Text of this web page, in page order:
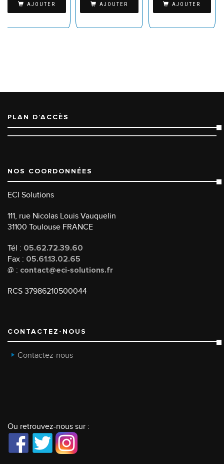
AJOUTER AJOUTER AJOUTER
PLAN D’ACCÈS
NOS COORDONNÉES
ECI Solutions
111, rue Nicolas Louis Vauquelin
31100 Toulouse FRANCE
Tél : 05.62.72.39.60
Fax : 05.61.13.02.65
@ : contact@eci-solutions.fr
RCS 37986210500044
CONTACTEZ-NOUS
Contactez-nous
Ou retrouvez-nous sur :